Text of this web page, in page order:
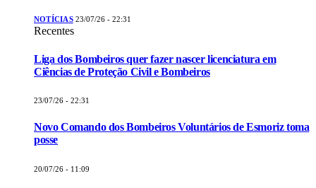
NOTÍCIAS 23/07/26 - 22:31
Recentes
Liga dos Bombeiros quer fazer nascer licenciatura em
Ciências de Proteção Civil e Bombeiros
23/07/26 - 22:31
Novo Comando dos Bombeiros Voluntários de Esmoriz toma
posse
20/07/26 - 11:09